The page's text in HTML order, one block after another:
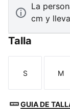
La
cm y
Talla
Talla
S M
GUIA DE